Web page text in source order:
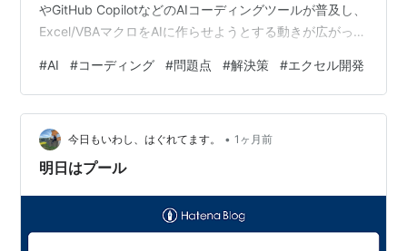
やGitHub CopilotなどのAIコーディングツールが普及し、
Excel/VBAマクロをAIに作らせようとする動きが広がって
な問題にぶつかるケースが後を絶ちません。 ・サンプル
では動くのに、実際の業務データでエラーが出る ・要件
をうまく伝えられず、欲しいものと違うものが生成され
る ・作ったマクロが複雑すぎて、誰も修正できなくなっ
た ・品質やセキュリティが担保されているか確認…
#AI #コーディング #問題点 #解決策 #エクセル開発
今日もいわし、はぐれてます。 • 1ヶ月前
明日はプール